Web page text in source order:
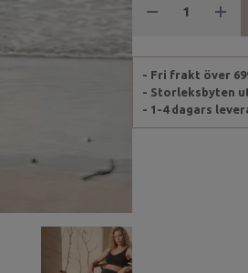
- Fri frakt över
- Storleksbyten
- 1-4 dagars